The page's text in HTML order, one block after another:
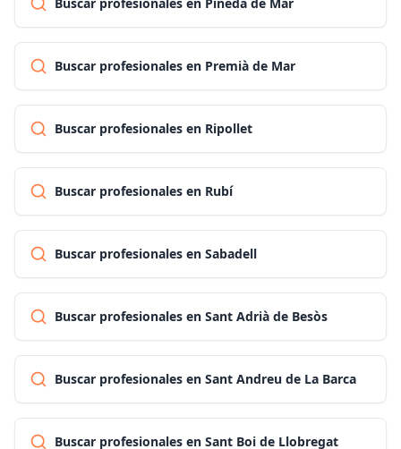
Buscar profesionales en Premià de Mar
Buscar profesionales en Ripollet
Buscar profesionales en Rubí
Buscar profesionales en Sabadell
Buscar profesionales en Sant Adrià de Besòs
Buscar profesionales en Sant Andreu de La Barca
Buscar profesionales en Sant Boi de Llobregat